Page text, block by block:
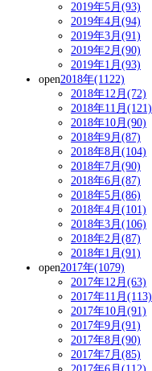
2019年5月(93)
2019年4月(94)
2019年3月(91)
2019年2月(90)
2019年1月(93)
open2018年(1122)
2018年12月(72)
2018年11月(121)
2018年10月(90)
2018年9月(87)
2018年8月(104)
2018年7月(90)
2018年6月(87)
2018年5月(86)
2018年4月(101)
2018年3月(106)
2018年2月(87)
2018年1月(91)
open2017年(1079)
2017年12月(63)
2017年11月(113)
2017年10月(91)
2017年9月(91)
2017年8月(90)
2017年7月(85)